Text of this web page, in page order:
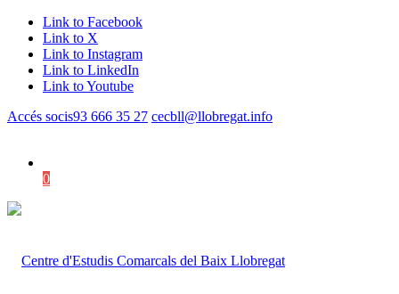
Link to Facebook
Link to X
Link to Instagram
Link to LinkedIn
Link to Youtube
Accés socis93 666 35 27 cecbll@llobregat.info
0